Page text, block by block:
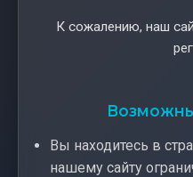
К сожалению, наш
Вы находитесь в
нашему сайту